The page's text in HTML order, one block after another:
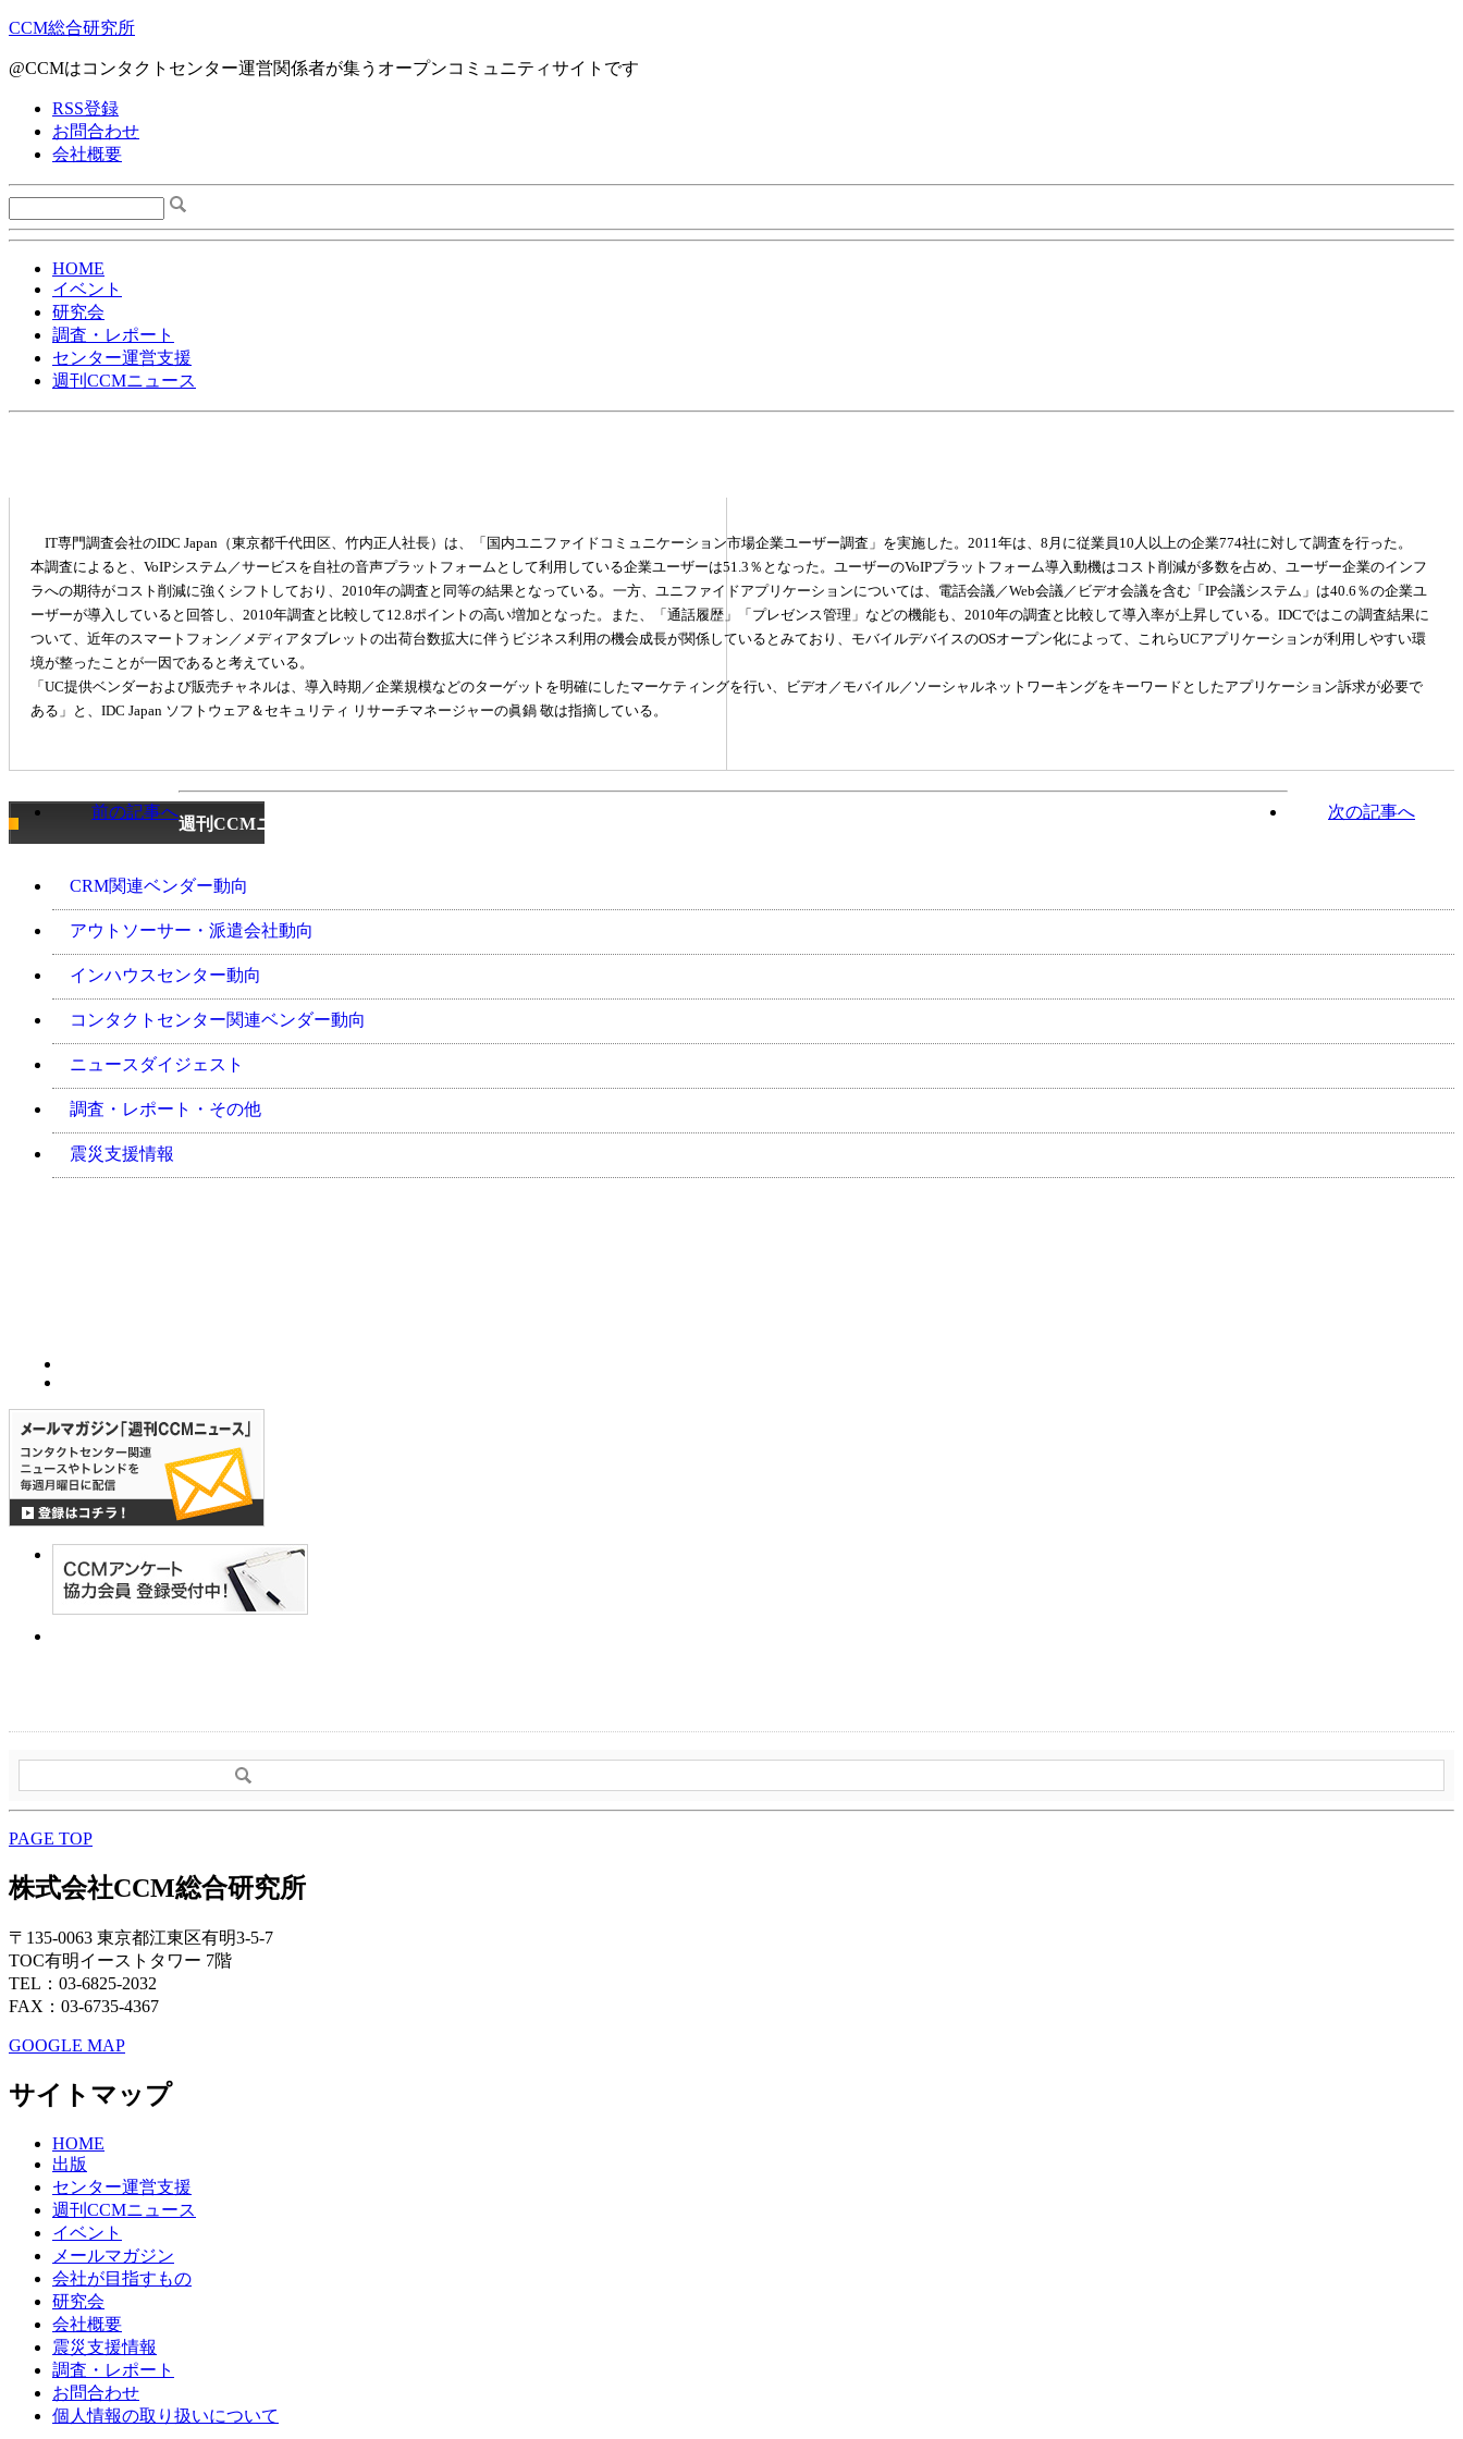
CCM総合研究所
@CCMはコンタクトセンター運営関係者が集うオープンコミュニティサイトです
RSS登録
お問合わせ
会社概要
HOME
イベント
研究会
調査・レポート
センター運営支援
週刊CCMニュース
IT専門調査会社のIDC Japan（東京都千代田区、竹内正人社長）は、「国内ユニファイドコミュニケーション市場企業ユーザー調査」を実施した。2011年は、8月に従業員10人以上の企業774社に対して調査を行った。
本調査によると、VoIPシステム／サービスを自社の音声プラットフォームとして利用している企業ユーザーは51.3％となった。ユーザーのVoIPプラットフォーム導入動機はコスト削減が多数を占め、ユーザー企業のインフ
ラへの期待がコスト削減に強くシフトしており、2010年の調査と同等の結果となっている。一方、ユニファイドアプリケーションについては、電話会議／Web会議／ビデオ会議を含む「IP会議システム」は40.6％の企業ユ
ーザーが導入していると回答し、2010年調査と比較して12.8ポイントの高い増加となった。また、「通話履歴」「プレゼンス管理」などの機能も、2010年の調査と比較して導入率が上昇している。IDCではこの調査結果に
ついて、近年のスマートフォン／メディアタブレットの出荷台数拡大に伴うビジネス利用の機会成長が関係しているとみており、モバイルデバイスのOSオープン化によって、これらUCアプリケーションが利用しやすい環
境が整ったことが一因であると考えている。
「UC提供ベンダーおよび販売チャネルは、導入時期／企業規模などのターゲットを明確にしたマーケティングを行い、ビデオ／モバイル／ソーシャルネットワーキングをキーワードとしたアプリケーション訴求が必要で
ある」と、IDC Japan ソフトウェア＆セキュリティ リサーチマネージャーの眞鍋 敬は指摘している。
前の記事へ 次の記事へ
週刊CCMニュース
CRM関連ベンダー動向
アウトソーサー・派遣会社動向
インハウスセンター動向
コンタクトセンター関連ベンダー動向
ニュースダイジェスト
調査・レポート・その他
震災支援情報
PAGE TOP
株式会社CCM総合研究所
〒135-0063 東京都江東区有明3-5-7
TOC有明イーストタワー 7階
TEL：03-6825-2032
FAX：03-6735-4367
GOOGLE MAP
サイトマップ
HOME
出版
センター運営支援
週刊CCMニュース
イベント
メールマガジン
会社が目指すもの
研究会
会社概要
震災支援情報
調査・レポート
お問合わせ
個人情報の取り扱いについて